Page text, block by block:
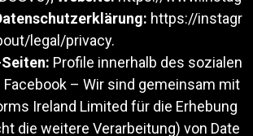
https://instagr
legal/privacy.
Profile innerhalb des sozialen
– Wir sind gemeinsam mit
Ireland Limited für die Erhebung
die weitere Verarbeitung) von Date